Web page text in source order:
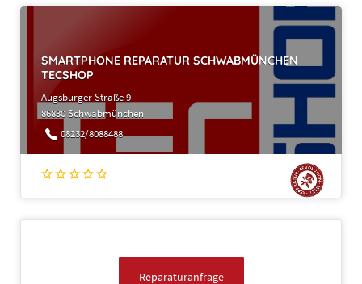
SMARTPHONE REPARATUR SCHWABMÜNCHEN
TECSHOP
Augsburger Straße 9
86830 Schwabmünchen
08232/8088488
Reparaturanfrage